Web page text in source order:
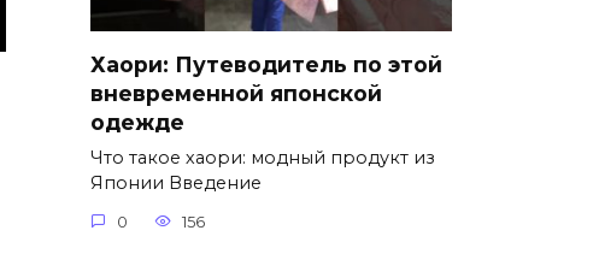
Хаори: Путеводитель по этой
вневременной японской
одежде
Что такое хаори: модный продукт из
Японии Введение
0 156